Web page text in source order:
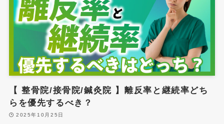
【 整骨院/接骨院/鍼灸院 】離反率と継続率どち
らを優先するべき？
2025年10月25日